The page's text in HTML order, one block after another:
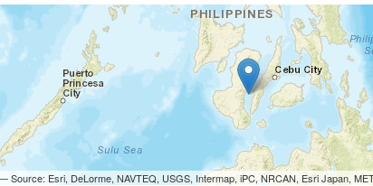
Esri, DeLorme, NAVTEQ, USGS, Intermap, iPC, NRCAN, Esri Japan,